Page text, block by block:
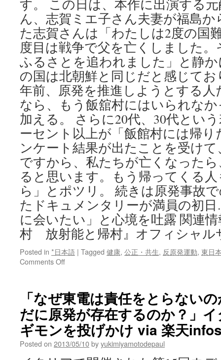
す。 この日は、本作に出演する
ん、志賀ミエ子さん夫妻が福島
た志賀さんは「わたしは2度の国
度目は戦争で父を亡くしました
ふるさとを追われました」と静
の国は北朝鮮と同じだと感じて
年前、原発を推進しようとする
なら、もう飯舘村にはいられな
加える。 さらに20代、30代とい
ーセント以上が「飯館村には帰
ンケート結果が出たことを受け
ですから、私たちが亡くなった
ると思います。もう帰ってくる
ら」とポツリ。 続きは原発事故
たドキュメンタリーが満員の初
に会いたい」と心境を吐露 関連
村 放射能と帰村』オフィシャル
Posted in *日本語 | Tagged 健康, 公正・共生, 反原発運動, 東日
Comments Offon
事
故
で
の
家
族
離
「なぜ東電は責任をとらない
だに原発が存在するのか？」
ギモンを投げかけ via 楽天
Posted on 2013/05/10byyukimiyamotodepaul